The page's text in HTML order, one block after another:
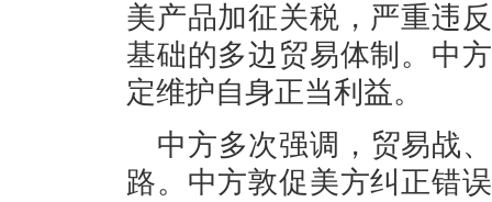
美产品加征关税，严重违
基础的多边贸易体制。中
定维护自身正当利益。
中方多次强调，贸易战
路。中方敦促美方纠正错